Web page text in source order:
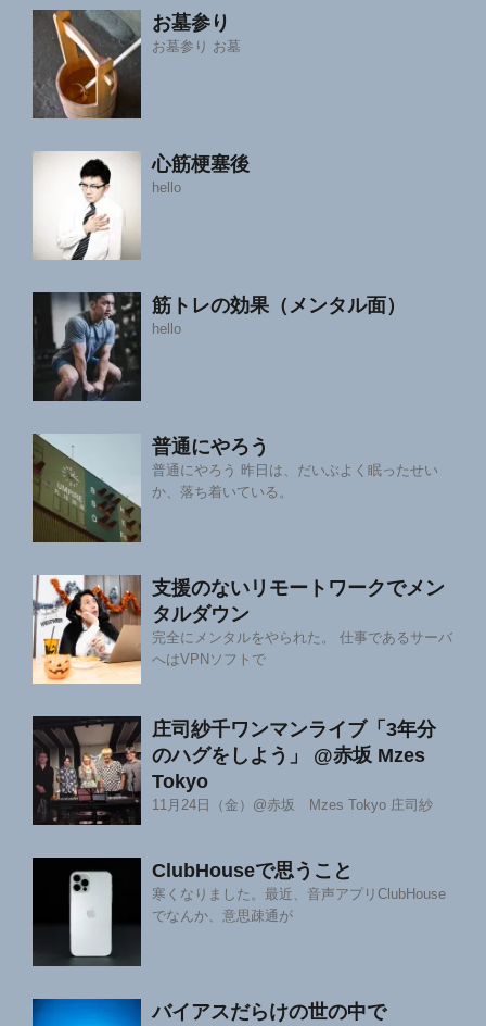
お墓参り
お墓参り お墓
心筋梗塞後
hello
筋トレの効果（メンタル面）
hello
普通にやろう
普通にやろう 昨日は、だいぶよく眠ったせい
か、落ち着いている。
支援のないリモートワークでメン
タルダウン
完全にメンタルをやられた。 仕事であるサーバ
へはVPNソフトで
庄司紗千ワンマンライブ「3年分
のハグをしよう」 @赤坂 Mzes
Tokyo
11月24日（金）@赤坂 Mzes Tokyo 庄司紗
ClubHouseで思うこと
寒くなりました。最近、音声アプリClubHouse
でなんか、意思疎通が
バイアスだらけの世の中で